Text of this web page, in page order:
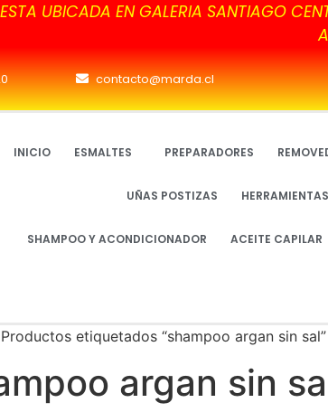
UBICADA EN GALERIA SANTIAGO
contacto@marda.cl
INICIO ESMALTES PREPARADORES
UÑAS POSTIZAS
SHAMPOO Y ACONDICIONADOR ACEITE CAPILAR
etiquetados “shampoo argan sin sal”
argan sin